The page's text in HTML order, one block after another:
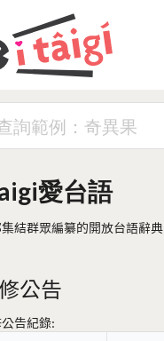
愛台語
結群眾編纂的開放台語辭典
公告
告紀錄: